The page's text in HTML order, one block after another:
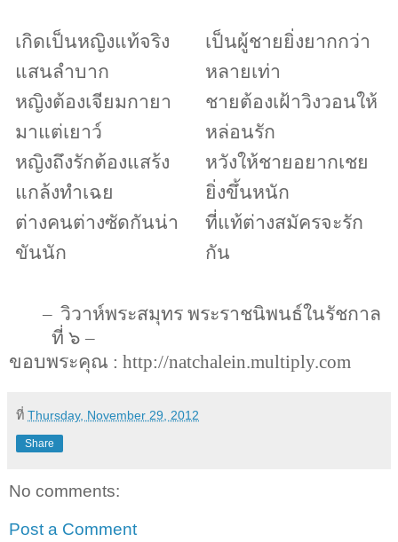
เกิดเป็นหญิงแท้จริง
แสนลำบาก
เป็นผู้ชายยิ่งยากกว่า
หลายเท่า
หญิงต้องเจียมกายา
มาแต่เยาว์
ชายต้องเฝ้าวิงวอนให้
หล่อนรัก
หญิงถึงรักต้องแสร้ง
แกล้งทำเฉย
หวังให้ชายอยากเชย
ยิ่งขึ้นหนัก
ต่างคนต่างซัดกันน่า
ขันนัก
ที่แท้ต่างสมัครจะรัก
กัน
– วิวาห์พระสมุทร พระราชนิพนธ์ในรัชกาล
ที่ ๖ –
ขอบพระคุณ : http://natchalein.multiply.com
ที่ Thursday, November 29, 2012
Share
No comments:
Post a Comment